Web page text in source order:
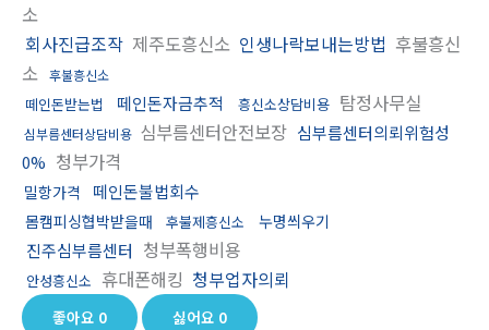
소
회사진급조작 제주도흥신소 인생나락보내는방법 후불흥신
소 후불흥신소
떼인돈받는법 떼인돈자금추적 흥신소상담비용 탐정사무실
심부름센터상담비용 심부름센터안전보장 심부름센터의뢰위험성
0% 청부가격
밀항가격 떼인돈불법회수
몸캠피싱협박받을때 후불제흥신소 누명씌우기
진주심부름센터 청부폭행비용
안성흥신소 휴대폰해킹 청부업자의뢰
좋아요 0 싫어요 0